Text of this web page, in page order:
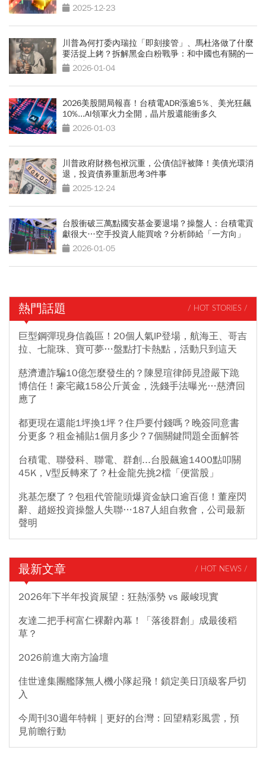
2025-12-23
川普為何打委內瑞拉「即刻接管」、馬杜洛做了什麼
要活捉上銬？拆解黑金白粉戰爭：和中國也有關的一
場豪賭
2026-01-04
2026美股開局報喜！台積電ADR漲逾5％、美光狂飆
10%...AI領軍火力全開，晶片股還能衝多久
2026-01-03
川普政府財務包袱沉重，公債信評被降！美債光環消
退，投資債券重新思考3件事
2025-12-24
台股衝破三萬點國安基金要退場？操盤人：台積電貢
獻很大…空手投資人能買啥？分析師給「一方向」
2026-01-05
熱門話題 / HOT STORIES /
巨型鋼彈現身信義區！20個人氣IP登場，航海王、哥吉
拉、七龍珠、寶可夢…盤點打卡熱點，活動只到這天
慈濟遭詐騙10億怎麼發生的？陳昱瑄律師見證嚴下跪
博信任！豪宅藏158公斤黃金，洗錢手法曝光…慈濟回
應了
都更現在還能1坪換1坪？住戶要付錢嗎？晚簽同意書
分更多？租金補貼1個月多少？7個關鍵問題全面解答
台積電、聯發科、聯電、群創...台股飆逾1400點叩關
45K，V型反轉來了？杜金龍先挑2檔「便當股」
兆基怎麼了？包租代管龍頭爆資金缺口逾百億！董座閃
辭、趙姬投資操盤人失聯…187人組自救會，公司最新
聲明
最新文章 / HOT NEWS /
2026年下半年投資展望：狂熱漲勢 vs 嚴峻現實
友達二把手柯富仁裸辭內幕！「落後群創」成最後稻
草？
2026前進大南方論壇
佳世達集團艦隊無人機小隊起飛！鎖定美日頂級客戶切
入
今周刊30週年特輯｜更好的台灣：回望精彩風雲，預
見前瞻行動